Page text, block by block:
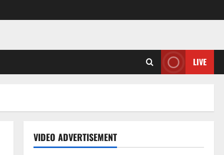
LIVE
VIDEO ADVERTISEMENT